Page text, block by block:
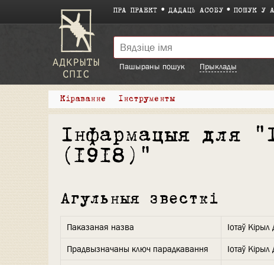
ПРА ПРАЕКТ ДАДАЦЬ АСОБУ ПОШУК У
Пашыраны пошук
Прыклады
Кіраванне Інструменты
Інфармацыя для
(1918)"
Агульныя звесткі
Паказаная назва
Іотаў
Прадвызначаны ключ парадкавання
Іотаў